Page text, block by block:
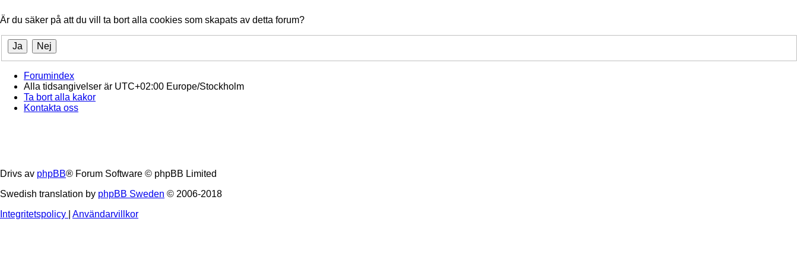
Är du säker på att du vill ta bort alla cookies som skapats av detta forum?
Forumindex
Alla tidsangivelser är UTC+02:00 Europe/Stockholm
Ta bort alla kakor
Kontakta oss
Drivs av phpBB® Forum Software © phpBB Limited
Swedish translation by phpBB Sweden © 2006-2018
Integritetspolicy
Användarvillkor